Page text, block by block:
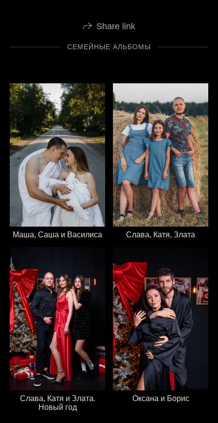
Share link
СЕМЕЙНЫЕ АЛЬБОМЫ
Маша, Саша и Василиса Слава, Катя, Злата
Слава, Катя и Злата.
Новый год
Оксана и Борис